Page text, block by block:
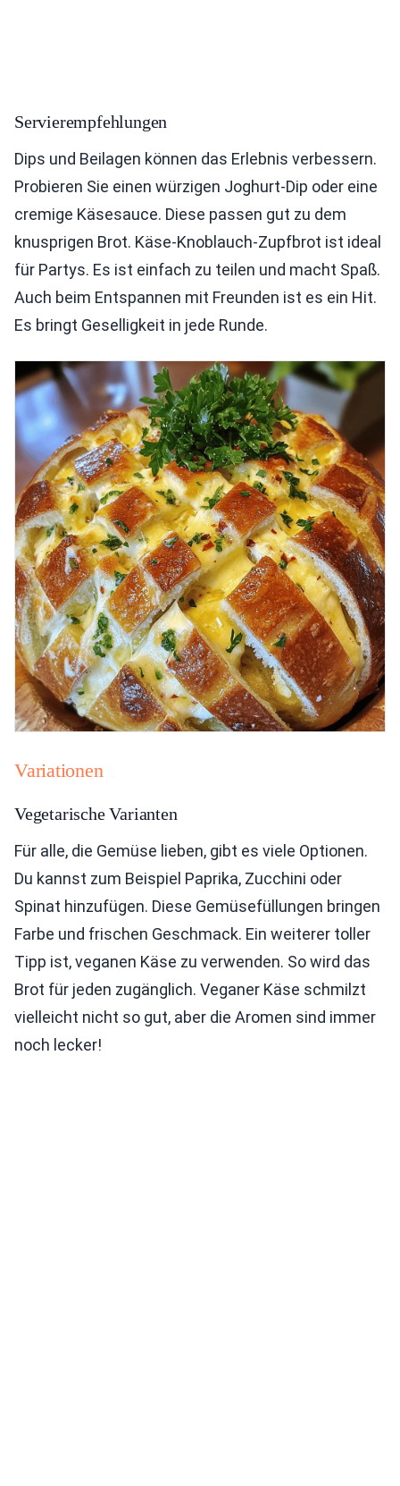
Servierempfehlungen
Dips und Beilagen können das Erlebnis verbessern.
Probieren Sie einen würzigen Joghurt-Dip oder eine
cremige Käsesauce. Diese passen gut zu dem
knusprigen Brot. Käse-Knoblauch-Zupfbrot ist ideal
für Partys. Es ist einfach zu teilen und macht Spaß.
Auch beim Entspannen mit Freunden ist es ein Hit.
Es bringt Geselligkeit in jede Runde.
Variationen
Vegetarische Varianten
Für alle, die Gemüse lieben, gibt es viele Optionen.
Du kannst zum Beispiel Paprika, Zucchini oder
Spinat hinzufügen. Diese Gemüsefüllungen bringen
Farbe und frischen Geschmack. Ein weiterer toller
Tipp ist, veganen Käse zu verwenden. So wird das
Brot für jeden zugänglich. Veganer Käse schmilzt
vielleicht nicht so gut, aber die Aromen sind immer
noch lecker!